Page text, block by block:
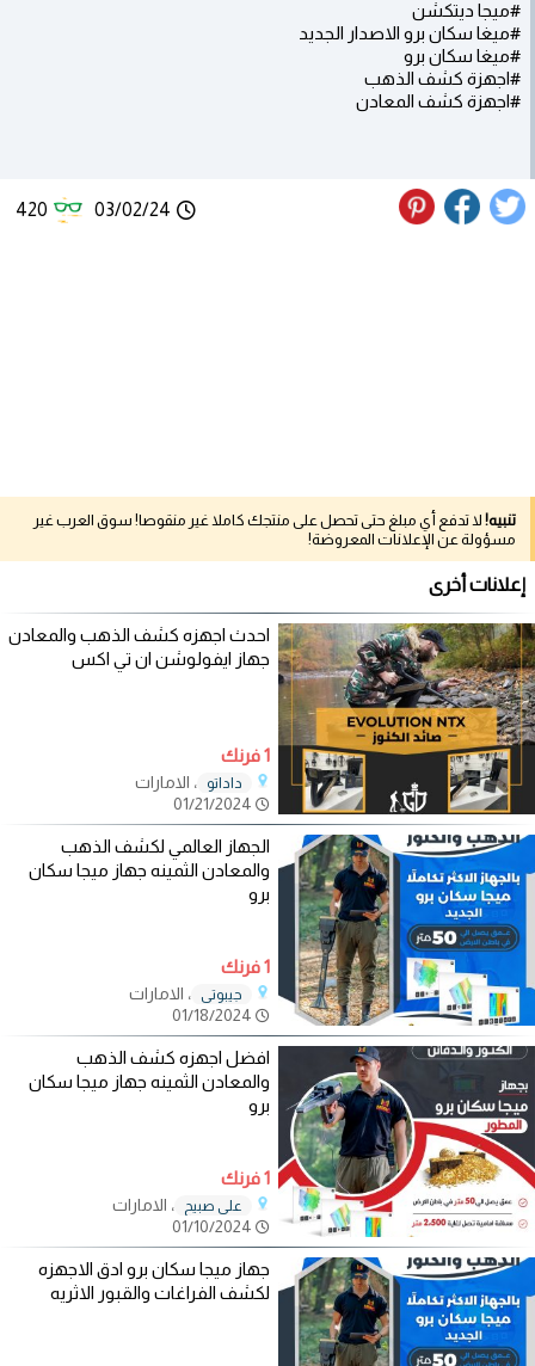
#ميغا سكان برو الاصدار الجديد
#ميغا سكان برو
#اجهزة كشف الذهب
#اجهزة كشف المعادن
03/02/24
420
تنبيه! لا تدفع أي مبلغ حتى تحصل على منتجك كاملا غير منقوصا! سوق العرب غير
مسؤولة عن الإعلانات المعروضة!
إعلانات أخرى
احدث اجهزه كشف الذهب والمعادن
جهاز ايفولوشن ان تي اكس
1 فرنك
داداتو
، الامارات
الجهاز العالمي لكشف الذهب
والمعادن الثمينه جهاز ميجا سكان
برو
1 فرنك
جيبوتي
، الامارات
افضل اجهزه كشف الذهب
والمعادن الثمينه جهاز ميجا سكان
برو
1 فرنك
علي صبيح
، الامارات
جهاز ميجا سكان برو ادق الاجهزه
لكشف الفراغات والقبور الاثريه